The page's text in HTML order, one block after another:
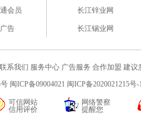
会员
告
长江锌业网
长江锡业网
联系我们 服务中心 广告服务 合作加盟 建议
闽ICP备09004021 闽ICP备2020021215
可信网站
信用评价
网络警察
提醒您